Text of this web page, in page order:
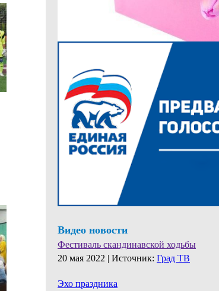
Видео новости
Фестиваль скандинавской ходьбы
20 мая 2022 | Источник: Град ТВ
Эхо праздника